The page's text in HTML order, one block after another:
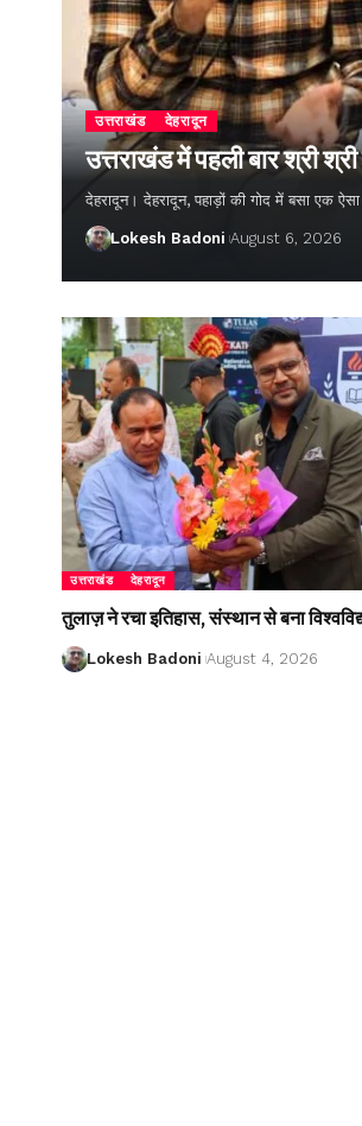
उत्तराखंड देहरादून
उत्तराखंड में पहली बार श्री
देहरादून। देहरादून, पहाड़ों की गोद में बसा एक
Lokesh Badoni August 6, 2026
उत्तराखंड देहरादून
तुलाज़ ने रचा इतिहास, संस्थान से बना
Lokesh Badoni August 4, 2026